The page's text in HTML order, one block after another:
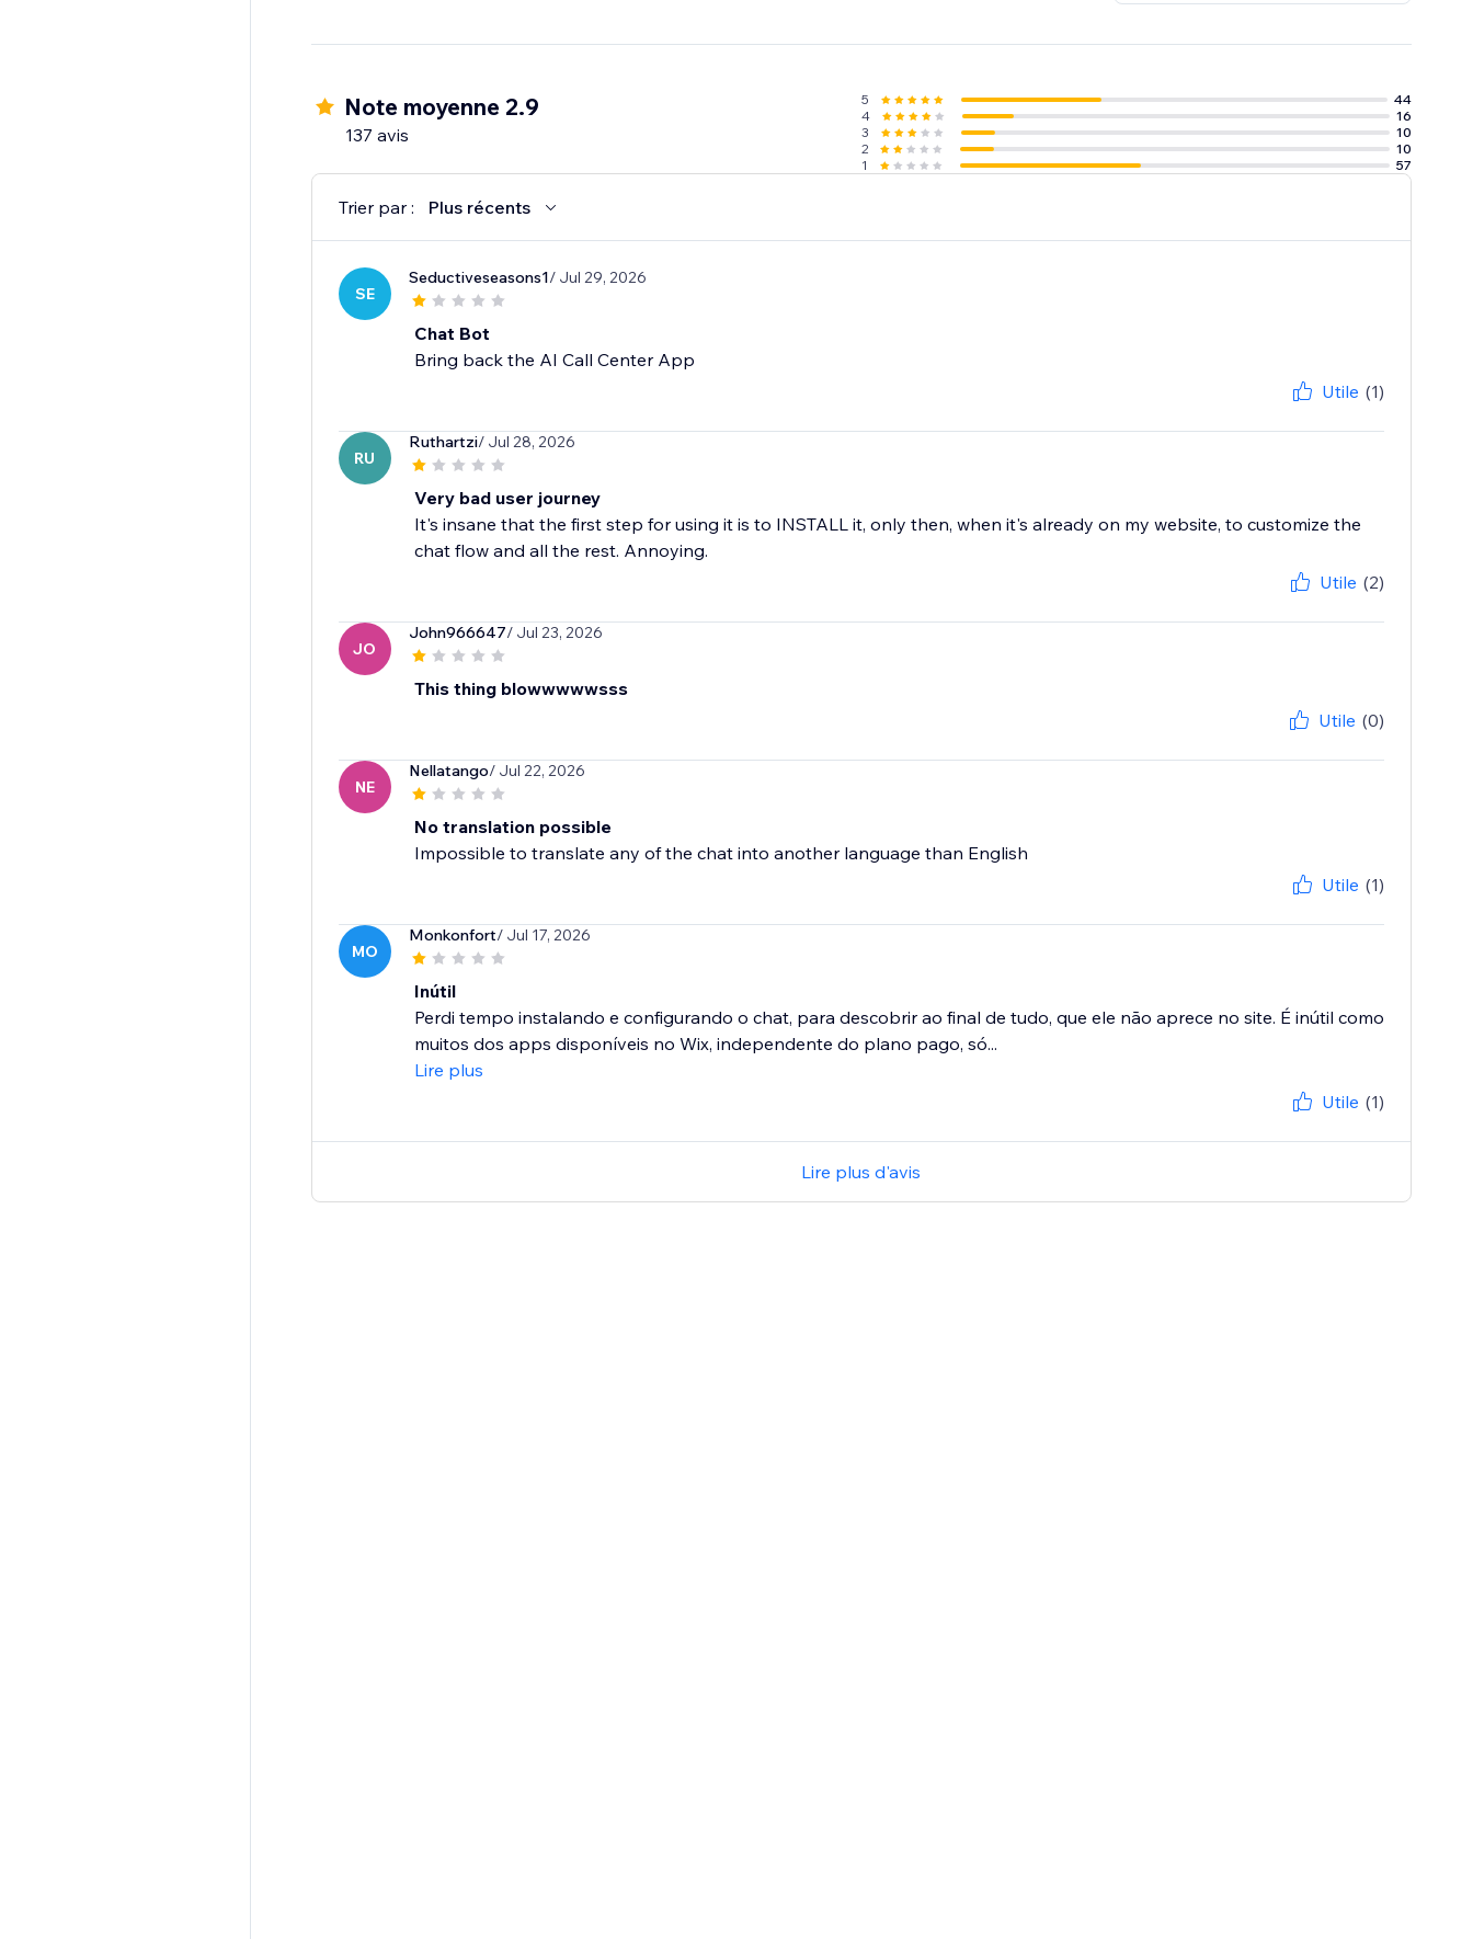
Note moyenne 2.9
137 avis
5
44
4
16
3
10
2
10
1
57
Trier par : Plus récents
SE
Seductiveseasons1/ Jul 29, 2026
Chat Bot
Bring back the AI Call Center App
Utile (1)
RU
Ruthartzi/ Jul 28, 2026
Very bad user journey
It's insane that the first step for using it is to INSTALL it, only then, when it's already on my website, to customize the
chat flow and all the rest. Annoying.
Utile (2)
JO
John966647/ Jul 23, 2026
This thing blowwwwwsss
Utile (0)
NE
Nellatango/ Jul 22, 2026
No translation possible
Impossible to translate any of the chat into another language than English
Utile (1)
MO
Monkonfort/ Jul 17, 2026
Inútil
Perdi tempo instalando e configurando o chat, para descobrir ao final de tudo, que ele não aprece no site. É inútil como
muitos dos apps disponíveis no Wix, independente do plano pago, só...
Lire plus
Utile (1)
Lire plus d'avis